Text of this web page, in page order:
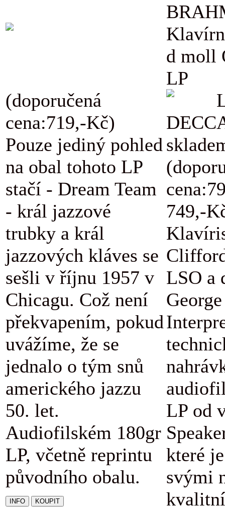
(doporučená
cena:719,-Kč)
Pouze jediný pohled
na obal tohoto LP
stačí - Dream Team
- král jazzové
trubky a král
jazzových kláves se
sešli v říjnu 1957 v
Chicagu. Což není
překvapením, pokud
uvážíme, že se
jednalo o tým snů
amerického jazzu
50. let.
Audiofilském 180gr
LP, včetně reprintu
původního obalu.
d moll
LP
749,-
LSO a
LP od
které
svými